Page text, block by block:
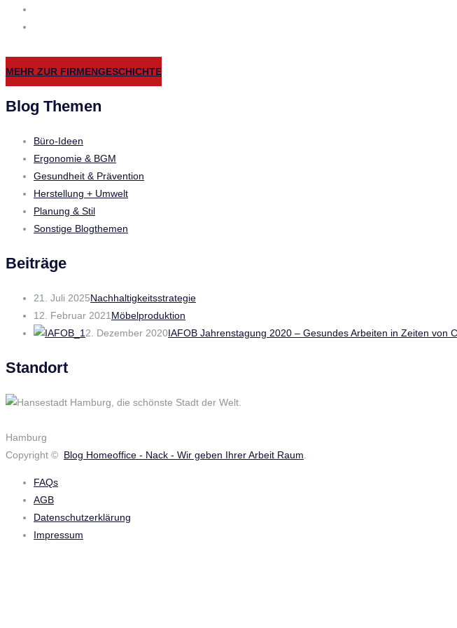
MEHR ZUR FIRMENGESCHICHTE
Blog Themen
Büro-Ideen
Ergonomie & BGM
Gesundheit & Prävention
Herstellung + Umwelt
Planung & Stil
Sonstige Blogthemen
Beiträge
21. Juli 2025Nachhaltigkeitsstrategie
12. Februar 2021 Möbelproduktion
2. Dezember 2020IAFOB Jahrenstagung 2020 – Gesundes Arbeiten in Zeiten von
Standort
Hamburg
Copyright © Blog Homeoffice - Nack - Wir geben Ihrer Arbeit Raum
FAQs
AGB
Datenschutzerklärung
Impressum